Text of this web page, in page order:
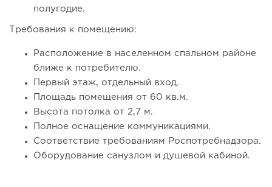
От стартапа за 30 тысяч рублей до бизнеса стоимостью
миллиарды:...
полугодие.
Требования к помещению:
Расположение в населенном спальном районе
ближе к потребителю.
Первый этаж, отдельный вход.
Площадь помещения от 60 кв.м.
Высота потолка от 2,7 м.
Полное оснащение коммуникациями.
Соответствие требованиям Роспотребнадзора.
Оборудование санузлом и душевой кабиной.